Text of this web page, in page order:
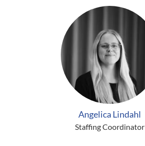
Angelica Lindahl
Staffing Coordinator